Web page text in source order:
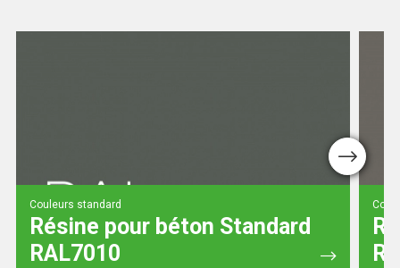
Couleurs standard
Résine pour béton Standard
RAL7010
Next